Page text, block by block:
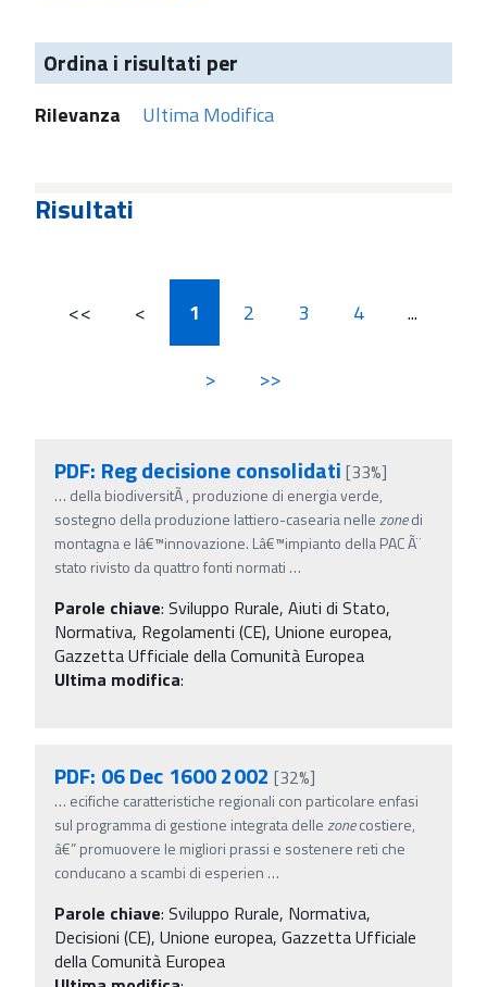
Ordina i risultati per
Rilevanza Ultima Modifica
Risultati
<< < 1 2 3 4 ...
> >>
PDF: Reg decisione consolidati [33%]
… della biodiversitÃ , produzione di energia verde,
sostegno della produzione lattiero-casearia nellezonedi
montagna e lâ€™innovazione. Lâ€™impianto della PAC Ã¨
stato rivisto da quattro fonti normati …
Parole chiave: Sviluppo Rurale, Aiuti di Stato,
Normativa, Regolamenti (CE), Unione europea,
Gazzetta Ufficiale della Comunità Europea
Ultima modifica:
PDF: 06 Dec 1600 2002 [32%]
… ecifiche caratteristiche regionali con particolare enfasi
sul programma di gestione integrata dellezonecostiere,
â€” promuovere le migliori prassi e sostenere reti che
conducano a scambi di esperien …
Parole chiave: Sviluppo Rurale, Normativa,
Decisioni (CE), Unione europea, Gazzetta Ufficiale
della Comunità Europea